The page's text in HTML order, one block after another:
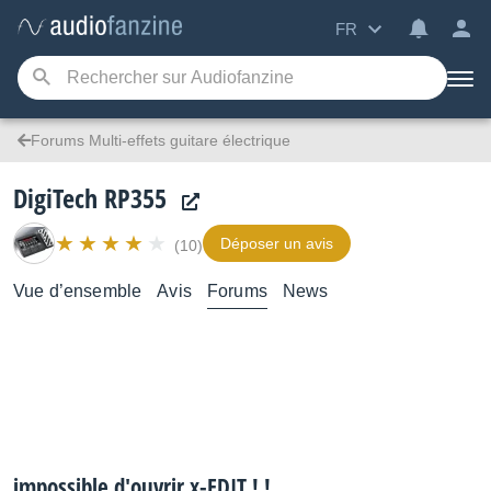
FR
Forums Multi-effets guitare électrique
DigiTech RP355
(10) Déposer un avis
Vue d’ensemble Avis Forums News